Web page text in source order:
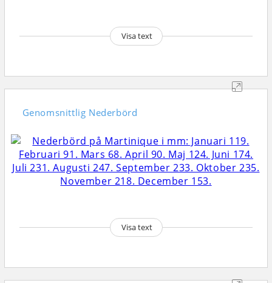
Visa text
Genomsnittlig Nederbörd
Visa text